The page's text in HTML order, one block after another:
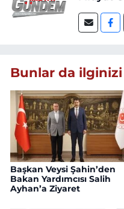
Bunlar da
Başkan Veysi Şahin’den
Bakan Yardımcısı Salih
Ayhan’a Ziyaret